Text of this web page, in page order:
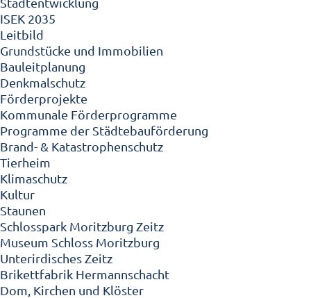
ISEK 2035
Leitbild
Grundstücke und Immobilien
Bauleitplanung
Denkmalschutz
Förderprojekte
Kommunale Förderprogramme
Programme der Städtebauförderung
Brand- & Katastrophenschutz
Tierheim
Klimaschutz
Kultur
Staunen
Schlosspark Moritzburg Zeitz
Museum Schloss Moritzburg
Unterirdisches Zeitz
Brikettfabrik Hermannschacht
Dom, Kirchen und Klöster